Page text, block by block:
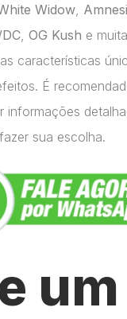
Widow
OG Kush e
características
É
informações
sua escolha.
um